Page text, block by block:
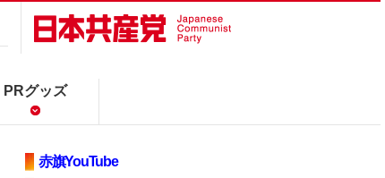
PRグッズ
赤旗YouTube